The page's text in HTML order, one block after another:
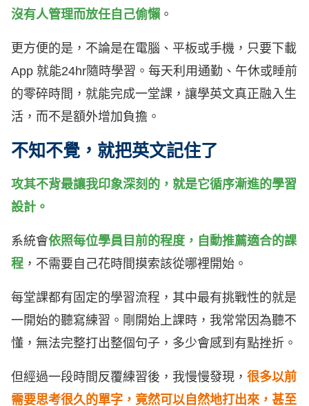
沒有人管理而放任自己偷懶 。
更方便的是，不論是在電腦、平板或手機，只要下載
App 就能24hr隨時學習。每天利用通勤、午休或睡前
的零碎時間，就能完成一堂課，讓學英文真正融入生
活，而不是額外增加負擔。
不知不覺，就把英文記住了
攻其不背最讓我印象深刻的，就是它循序漸進的學習
設計。
系統會依照每位學員目前的程度，自動推薦適合的課
程 ，不需要自己花時間摸索該從哪裡開始。
每堂課都有固定的學習流程，其中最有挑戰性的就是
一開始的聽寫練習。剛開始上課時，我常常因為聽不
懂，無法完整打出整個句子，多少會感到有點挫折。
但經過一段時間反覆練習後，我慢慢發現， 很多以前
需要思考很久的單字，竟然可以自然地打出來，甚至